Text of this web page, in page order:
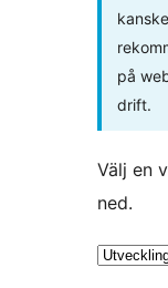
på
drift.
Välj en
ned.